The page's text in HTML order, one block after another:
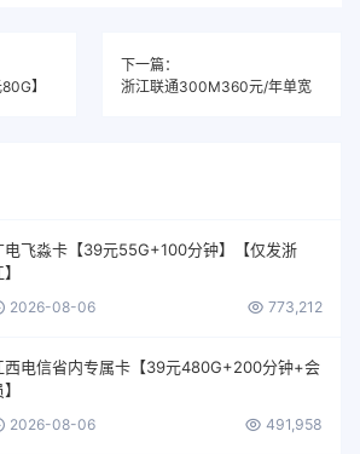
】
下一篇：
浙江联通300M360元/年单宽
电飞淼卡【39元55G+100分钟】【仅发浙
2026-08-06 773,212
西电信省内专属卡【39元480G+200分钟+会
2026-08-06 491,958